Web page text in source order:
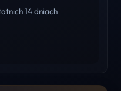
14 dniach